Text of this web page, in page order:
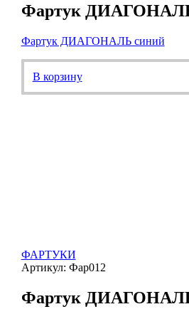
Фартук
Фартук ДИАГОНАЛЬ синий
В корзину
ФАРТУКИ
Артикул: Фар012
Фартук